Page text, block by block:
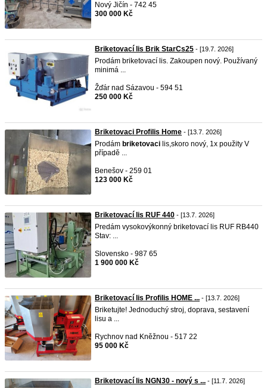
Nový Jičín - 742 45
300 000 Kč
Briketovací lis Brik StarCs25 - [19.7. 2026]
Prodám briketovací lis. Zakoupen nový. Používaný
minimá ...
Žďár nad Sázavou - 594 51
250 000 Kč
Briketovaci Profilis Home - [13.7. 2026]
Prodám briketovaci lis,skoro nový, 1x použity V
případě ...
Benešov - 259 01
123 000 Kč
Briketovací lis RUF 440 - [13.7. 2026]
Predám vysokovýkonný briketovací lis RUF RB440
Stav: ...
Slovensko - 987 65
1 900 000 Kč
Briketovací lis Profilis HOME ... - [13.7. 2026]
Briketujte! Jednoduchý stroj, doprava, sestavení
lisu a ...
Rychnov nad Kněžnou - 517 22
95 000 Kč
Briketovací lis NGN30 - nový s ... - [11.7. 2026]